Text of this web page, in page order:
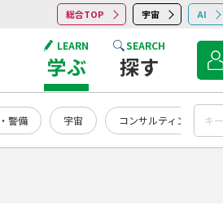
総合TOP 宇宙 AI
LEARN
学ぶ
SEARCH
探す
警備 宇宙 コンサルティング